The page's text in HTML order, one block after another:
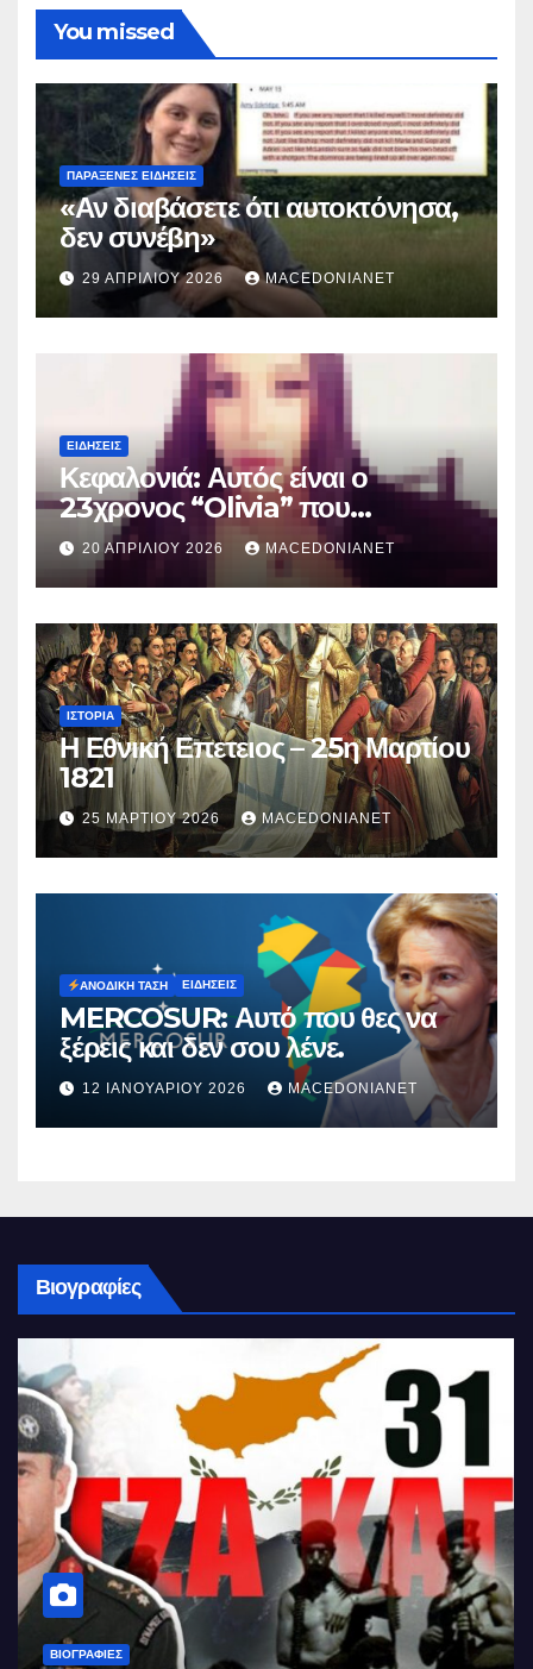
You missed
ΠΑΡΆΞΕΝΕΣ ΕΙΔΉΣΕΙΣ
«Αν διαβάσετε ότι αυτοκτόνησα,
δεν συνέβη»
29 ΑΠΡΙΛΊΟΥ 2026 MACEDONIANET
ΕΙΔΉΣΕΙΣ
Κεφαλονιά: Αυτός είναι ο
23χρονος “Olivia” που
κατηγορείται για τον θάνατο της
Μυρτούς
20 ΑΠΡΙΛΊΟΥ 2026 MACEDONIANET
ΙΣΤΟΡΊΑ
Η Εθνική Επετειος – 25η Μαρτίου
1821
25 ΜΑΡΤΊΟΥ 2026 MACEDONIANET
ΑΝΟΔΙΚΉ ΤΆΣΗ ΕΙΔΉΣΕΙΣ
MERCOSUR: Αυτό που θες να
ξέρεις και δεν σου λένε.
12 ΙΑΝΟΥΑΡΊΟΥ 2026 MACEDONIANET
Βιογραφίες
ΒΙΟΓΡΑΦΊΕΣ